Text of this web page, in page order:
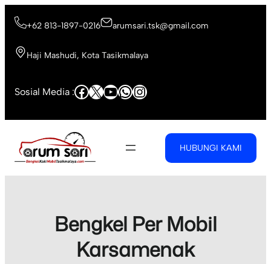
+62 813-1897-0216 arumsari.tsk@gmail.com
Haji Mashudi, Kota Tasikmalaya
Sosial Media :Facebook
X YouTube
WhatsApp
Instagram
HUBUNGI KAMI
Bengkel Per Mobil
Karsamenak